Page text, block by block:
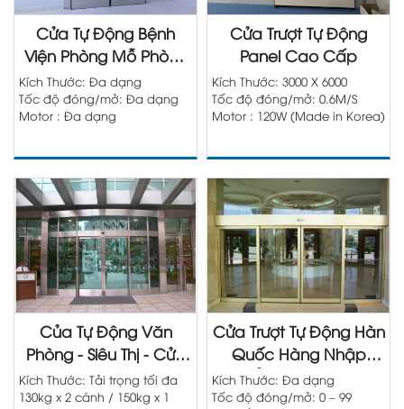
Cửa Tự Động Bệnh
Viện Phòng Mỗ Phòng
Sạch
Kích Thước: Đa dạng
Tốc độ đóng/mở: Đa dạng
Motor : Đa dạng
Cửa Trượt Tự Động
Panel Cao Cấp
Kích Thước: 3000 X 6000
Tốc độ đóng/mở: 0.6M/S
Motor : 120W (Made in Korea)
Của Tự Động Văn
Phòng - Siêu Thị - Cửa
Hàng Chĩnh Hãng
Kích Thước: Tải trọng tối đa
130kg x 2 cánh / 150kg x 1
Cửa Trượt Tự Động Hàn
Quốc Hàng Nhập
Khẩu Chính Hãng
Kích Thước: Đa dạng
Tốc độ đóng/mở: 0 – 99